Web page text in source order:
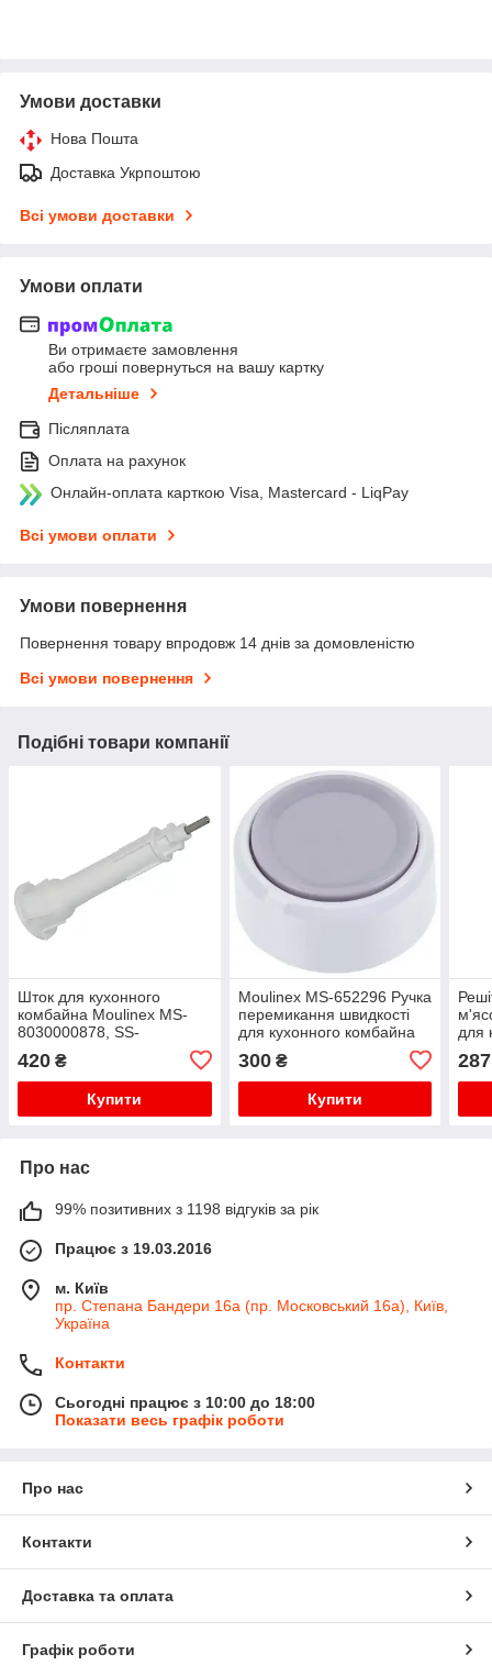
Умови доставки
Нова Пошта
Доставка Укрпоштою
Всі умови доставки
Умови оплати
Ви отримаєте замовлення
або гроші повернуться на вашу картку
Детальніше
Післяплата
Оплата на рахунок
Онлайн-оплата карткою Visa, Mastercard - LiqPay
Всі умови оплати
Умови повернення
Повернення товару впродовж 14 днів за домовленістю
Всі умови повернення
Подібні товари компанії
Шток для кухонного
комбайна Moulinex MS-
8030000878, SS-
420 ₴
Купити
Moulinex MS-652296 Ручка
перемикання швидкості
для кухонного комбайна
300₴
Купити
для
287
Про нас
99% позитивних з 1198 відгуків за рік
Працює з 19.03.2016
м. Київ
пр. Степана Бандери 16а (пр. Московський 16а), Київ,
Україна
Контакти
Сьогодні працює з 10:00 до 18:00
Показати весь графік роботи
Про нас
Контакти
Доставка та оплата
Графік роботи